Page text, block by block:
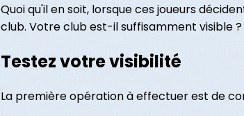
Quoi qu'il en soit, lorsque ces joueurs
club. Votre club est-il suffisamment visible ?
Testez votre visibilité
La première opération à effectuer est de